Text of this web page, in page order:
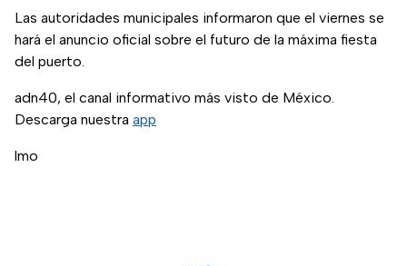
Las autoridades municipales informaron que el viernes se
hará el anuncio oficial sobre el futuro de la máxima fiesta
del puerto.
adn40, el canal informativo más visto de México.
Descarga nuestra app
lmo